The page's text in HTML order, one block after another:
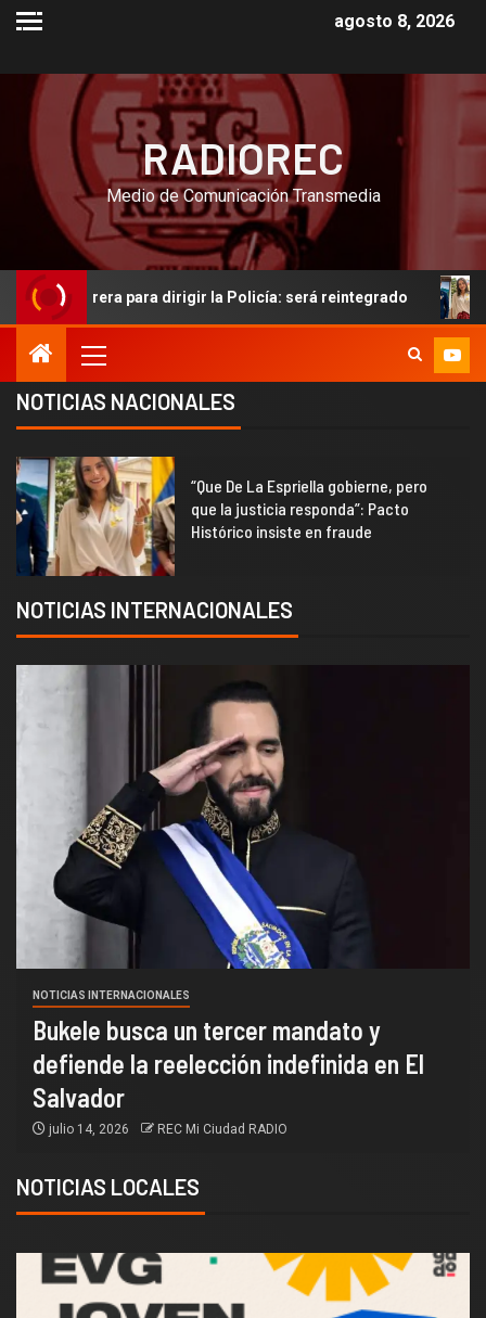
agosto 8, 2026
RADIOREC
Medio de Comunicación Transmedia
para dirigir la Policía: será reintegrado “Que De La
NOTICIAS NACIONALES
2
“Que De La Espriella gobierne, pero
que la justicia responda”: Pacto
Histórico insiste en fraude
NOTICIAS INTERNACIONALES
NOTICIAS INTERNACIONALES
Bukele busca un tercer mandato y
defiende la reelección indefinida en El
Salvador
julio 14, 2026 REC Mi Ciudad RADIO
NOTICIAS LOCALES